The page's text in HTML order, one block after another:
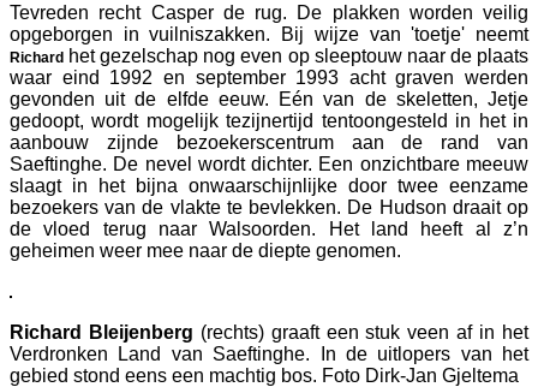
Tevreden recht Casper de rug. De plakken worden veilig
opgeborgen in vuilniszakken. Bij wijze van 'toetje' neemt
Richard het gezelschap nog even op sleeptouw naar de plaats
waar eind 1992 en september 1993 acht graven werden
gevonden uit de elfde eeuw. Eén van de skeletten, Jetje
gedoopt, wordt mogelijk tezijnertijd tentoongesteld in het in
aanbouw zijnde bezoekerscentrum aan de rand van
Saeftinghe. De nevel wordt dichter. Een onzichtbare meeuw
slaagt in het bijna onwaarschijnlijke door twee eenzame
bezoekers van de vlakte te bevlekken. De Hudson draait op
de vloed terug naar Walsoorden. Het land heeft al z’n
geheimen weer mee naar de diepte genomen.
Richard Bleijenberg (rechts) graaft een stuk veen af in het
Verdronken Land van Saeftinghe. In de uitlopers van het
gebied stond eens een machtig bos. Foto Dirk-Jan Gjeltema